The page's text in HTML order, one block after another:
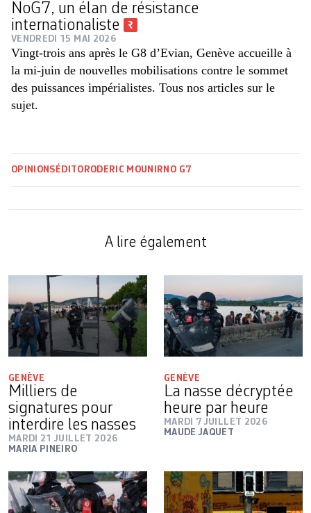
NoG7, un élan de résistance
internationaliste
VENDREDI 15 MAI 2026
Vingt-trois ans après le G8 d’Evian, Genève accueille à
la mi-juin de nouvelles mobilisations contre le sommet
des puissances impérialistes. Tous nos articles sur le
sujet.
OPINIONS ÉDITO RODERIC MOUNIR NO G7
A lire également
GENÈVE
Milliers de
signatures pour
interdire les nasses
MARDI 21 JUILLET 2026
MARIA PINEIRO
GENÈVE
La nasse décryptée
heure par heure
MARDI 7 JUILLET 2026
MAUDE JAQUET